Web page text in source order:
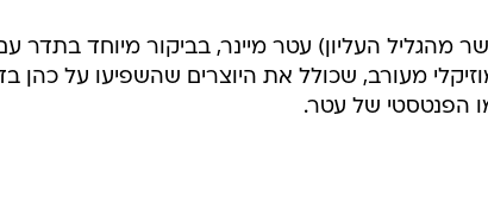
מהגליל העליון) עטר מיינר, בביקור מיוחד בתדר
מעורב, שכולל את היוצרים שהשפיעו על כהן
הפנטסטי של עטר.